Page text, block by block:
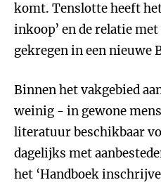
komt. Tenslotte heeft
inkoop’ en de relatie
gekregen in een nieuwe
Binnen het vakgebied
weinig - in gewone
literatuur beschikbaar
dagelijks met
het ‘Handboek